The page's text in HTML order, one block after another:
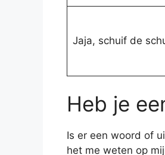
Jaja, schuif de
Heb je
Is er een woord of
het me weten op